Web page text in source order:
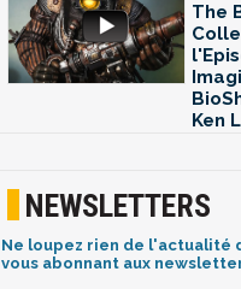
The
Ken
NEWSLETTERS
Ne loupez rien de l'actualité
vous abonnant aux